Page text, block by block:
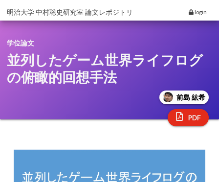
明治大学 中村聡史研究室 論文レポジトリ login
学位論文
並列したゲーム世界ライフログ
の俯瞰的回想手法
前島 紘希
PDF